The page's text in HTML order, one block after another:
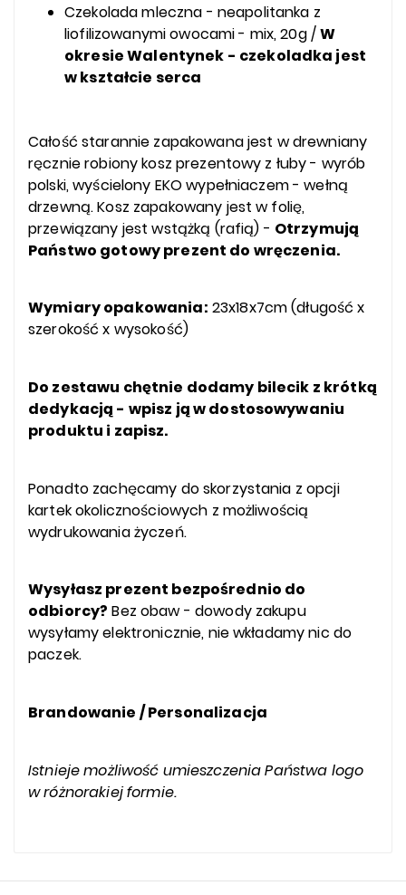
Czekolada mleczna - neapolitanka z
liofilizowanymi owocami - mix, 20g /W
okresie Walentynek - czekoladka jest
w kształcie serca
Całość starannie zapakowana jest w drewniany
ręcznie robiony kosz prezentowy z łuby - wyrób
polski, wyścielony EKO wypełniaczem - wełną
drzewną. Kosz zapakowany jest w folię,
przewiązany jest wstążką (rafią) - Otrzymują
Państwo gotowy prezent do wręczenia.
Wymiary opakowania: 23x18x7cm (długość x
szerokość x wysokość)
Do zestawu chętnie dodamy bilecik z krótką
dedykacją - wpisz ją w dostosowywaniu
produktu i zapisz.
Ponadto zachęcamy do skorzystania z opcji
kartek okolicznościowych z możliwością
wydrukowania życzeń.
Wysyłasz prezent bezpośrednio do
odbiorcy? Bez obaw - dowody zakupu
wysyłamy elektronicznie, nie wkładamy nic do
paczek.
Brandowanie / Personalizacja
Istnieje możliwość umieszczenia Państwa logo
w różnorakiej formie.